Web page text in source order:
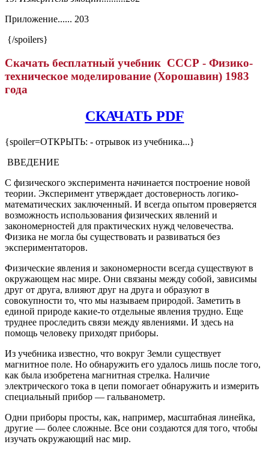
Приложение...... 203
{/spoilers}
Скачать бесплатный учебник СССР - Физико-
техническое моделирование (Хорошавин) 1983
года
СКАЧАТЬ PDF
{spoiler=ОТКРЫТЬ: - отрывок из учебника...}
ВВЕДЕНИЕ
С физического эксперимента начинается построение новой
теории. Эксперимент утверждает достоверность логико-
математических заключенный. И всегда опытом проверяется
возможность использования физических явлений и
закономерностей для практических нужд человечества.
Физика не могла бы существовать и развиваться без
экспериментаторов.
Физические явления и закономерности всегда существуют в
окружающем нас мире. Они связаны между собой, зависимы
друг от друга, влияют друг на друга и образуют в
совокупности то, что мы называем природой. Заметить в
единой природе какие-то отдельные явления трудно. Еще
труднее проследить связи между явлениями. И здесь на
помощь человеку приходят приборы.
Из учебника известно, что вокруг Земли существует
магнитное поле. Но обнаружить его удалось лишь после того,
как была изобретена магнитная стрелка. Наличие
электрического тока в цепи помогает обнаружить и измерить
специальный прибор — гальванометр.
Одни приборы просты, как, например, масштабная линейка,
другие — более сложные. Все они создаются для того, чтобы
изучать окружающий нас мир.